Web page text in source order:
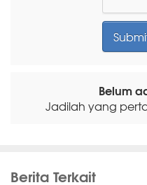
Belum
Jadilah yang
Berita Terkait